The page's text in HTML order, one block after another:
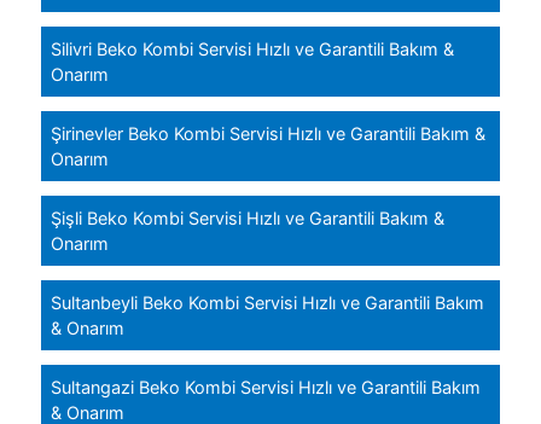
Silivri Beko Kombi Servisi Hızlı ve Garantili Bakım &
Onarım
Şirinevler Beko Kombi Servisi Hızlı ve Garantili Bakım &
Onarım
Şişli Beko Kombi Servisi Hızlı ve Garantili Bakım &
Onarım
Sultanbeyli Beko Kombi Servisi Hızlı ve Garantili Bakım
& Onarım
Sultangazi Beko Kombi Servisi Hızlı ve Garantili Bakım
& Onarım